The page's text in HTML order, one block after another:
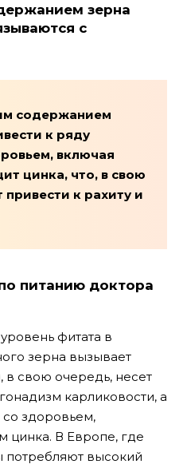
зерна
с
содержанием
к ряду
включая
цинка, что, в свою
к рахиту и
питанию доктора
фитата в
зерна вызывает
в свою очередь, несет
карликовости, а
здоровьем,
цинка. В Европе, где
потребляют высокий